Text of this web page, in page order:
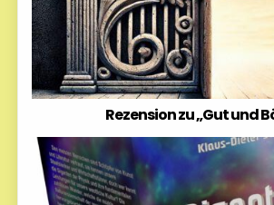
Rezension zu „Gut und